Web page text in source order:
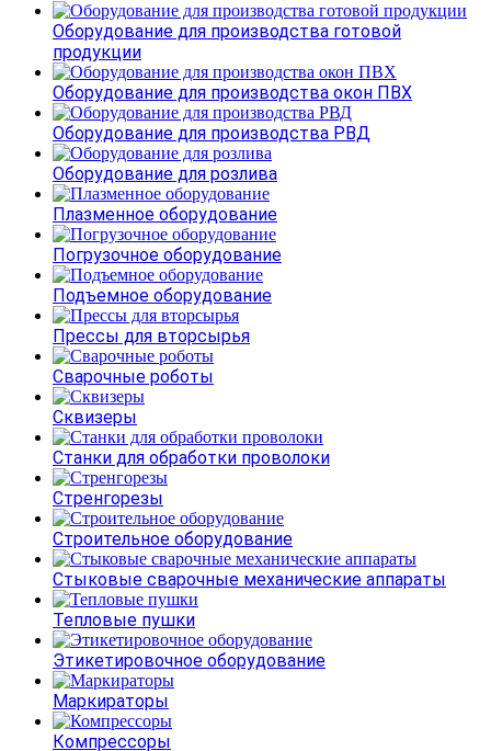
Оборудование для производства готовой
продукции
Оборудование для производства окон ПВХ
Оборудование для производства РВД
Оборудование для розлива
Плазменное оборудование
Погрузочное оборудование
Подъемное оборудование
Прессы для вторсырья
Сварочные роботы
Сквизеры
Станки для обработки проволоки
Стренгорезы
Строительное оборудование
Стыковые сварочные механические аппараты
Тепловые пушки
Этикетировочное оборудование
Маркираторы
Компрессоры